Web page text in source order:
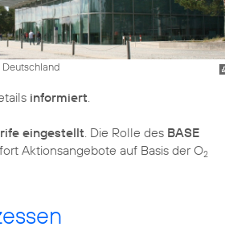
informiert.
eingestellt. Die Rolle des BASE
Aktionsangebote auf Basis der O2